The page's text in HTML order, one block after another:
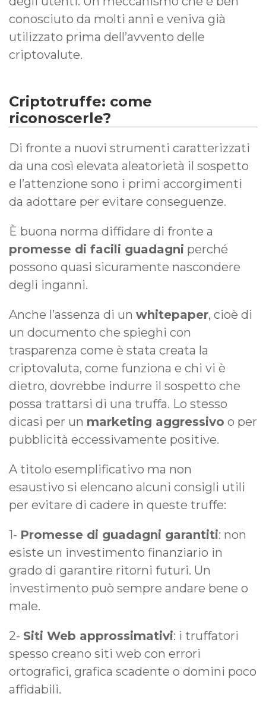
conosciuto da molti anni e veniva già
utilizzato prima dell’avvento delle
criptovalute.
Criptotruffe: come
riconoscerle?
Di fronte a nuovi strumenti caratterizzati
da una così elevata aleatorietà il sospetto
e l’attenzione sono i primi accorgimenti
da adottare per evitare conseguenze.
È buona norma diffidare di fronte a
promesse di facili guadagni perché
possono quasi sicuramente nascondere
degli inganni.
Anche l’assenza di un whitepaper, cioè di
un documento che spieghi con
trasparenza come è stata creata la
criptovaluta, come funziona e chi vi è
dietro, dovrebbe indurre il sospetto che
possa trattarsi di una truffa. Lo stesso
dicasi per un marketing aggressivo o per
pubblicità eccessivamente positive.
A titolo esemplificativo ma non
esaustivo si elencano alcuni consigli utili
per evitare di cadere in queste truffe:
1- Promesse di guadagni garantiti: non
esiste un investimento finanziario in
grado di garantire ritorni futuri. Un
investimento può sempre andare bene o
male.
2- Siti Web approssimativi: i truffatori
spesso creano siti web con errori
ortografici, grafica scadente o domini poco
affidabili.